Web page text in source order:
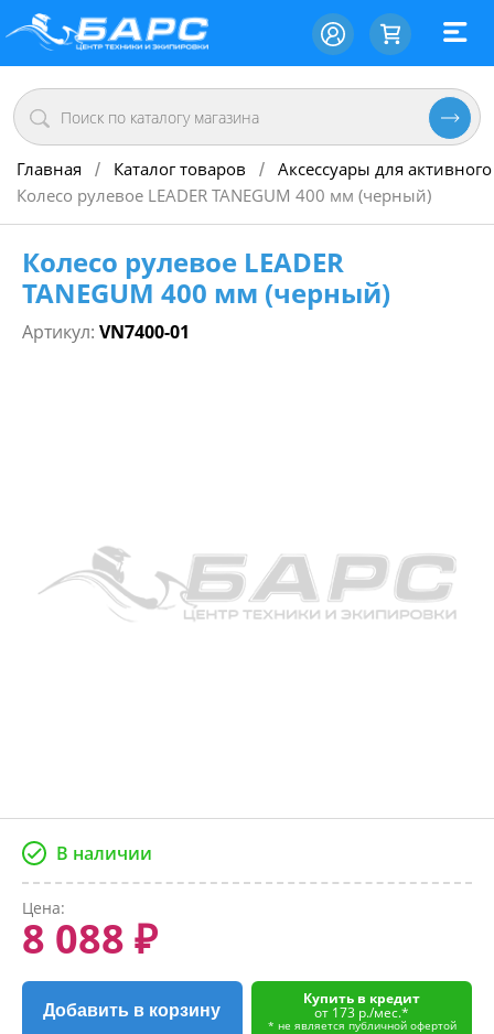
Главная / Каталог товаров / Аксессуары для
Колесо рулевое LEADER TANEGUM 400 мм (черный)
Колесо рулевое LEADER
TANEGUM 400 мм (черный)
Артикул: VN7400-01
В наличии
Цена:
8 088 ₽
Добавить в корзину
Купить в кредит
от 173 р./мес.*
* не является публичной офертой